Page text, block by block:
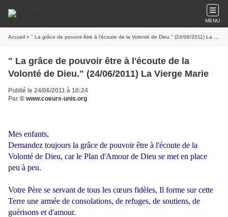
MENU
Accueil » " La grâce de pouvoir être à l'écoute de la Volonté de Dieu." (24/06/2011) La Vierge Marie
" La grâce de pouvoir être à l'écoute de la
Volonté de Dieu." (24/06/2011) La Vierge Marie
Publié le 24/06/2011 à 10:24
Par © www.coeurs-unis.org
Mes enfants,
Demandez toujours la grâce de pouvoir être à l'écoute de la
Volonté de Dieu, car le Plan d'Amour de Dieu se met en place
peu à peu.
Votre Père se servant de tous les cœurs fidèles, Il forme sur cette
Terre une armée de consolations, de refuges, de soutiens, de
guérisons et d'amour.